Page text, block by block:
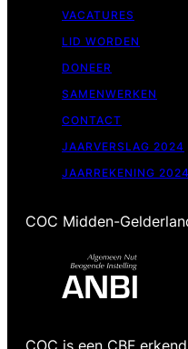
VACATURES
LID WORDEN
DONEER
SAMENWERKEN
CONTACT
JAARVERSLAG 2024
JAARREKENING 2024
COC Midden-